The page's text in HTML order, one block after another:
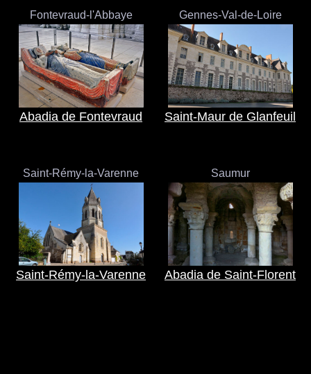
Fontevraud-l'Abbaye
Abadia de Fontevraud
Gennes-Val-de-Loire
Saint-Maur de Glanfeuil
Saint-Rémy-la-Varenne
Saint-Rémy-la-Varenne
Saumur
Abadia de Saint-Florent